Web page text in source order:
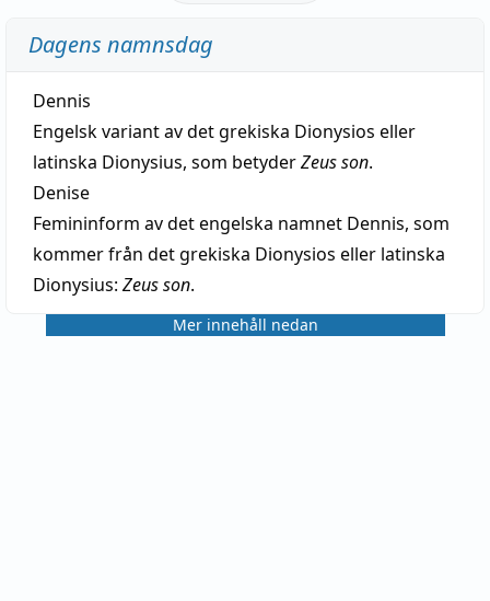
Dagens namnsdag
Dennis
Engelsk variant av det grekiska Dionysios eller
latinska Dionysius, som betyderZeus son.
Denise
Femininform av det engelska namnet Dennis, som
kommer från det grekiska Dionysios eller latinska
Dionysius: Zeus son.
Mer innehåll nedan